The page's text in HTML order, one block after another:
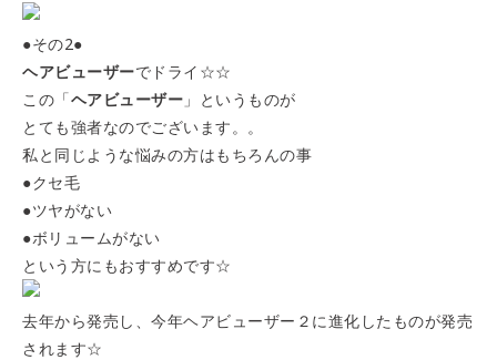
●その2●
ヘアビューザーでドライ☆☆
この「ヘアビューザー 」というものが
とても強者なのでございます。。
私と同じような悩みの方はもちろんの事
●クセ毛
●ツヤがない
●ボリュームがない
という方にもおすすめです☆
去年から発売し、今年ヘアビューザー２に進化したものが発売
されます☆